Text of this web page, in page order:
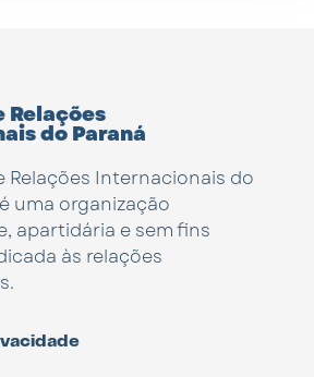
do Paraná
Relações Internacionais do
uma organização
apartidária e sem fins
às relações